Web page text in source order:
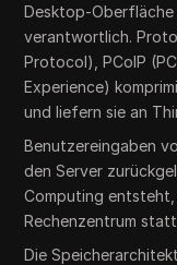
Desktop-
verantwortlich.
Protocol), PCoIP
Experience)
und liefern sie an
Benutzereingaben
den Server
Computing
Rechenzentrum
Die